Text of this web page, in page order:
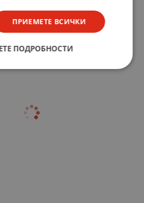
ПРИЕМЕТЕ ВСИЧКИ
ПОДРОБНОСТИ